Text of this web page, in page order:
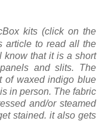
kits (click on the
article to read all the
know that it is a short
and slits. The
of waxed indigo blue
in person. The fabric
and/or steamed
stained. it also gets